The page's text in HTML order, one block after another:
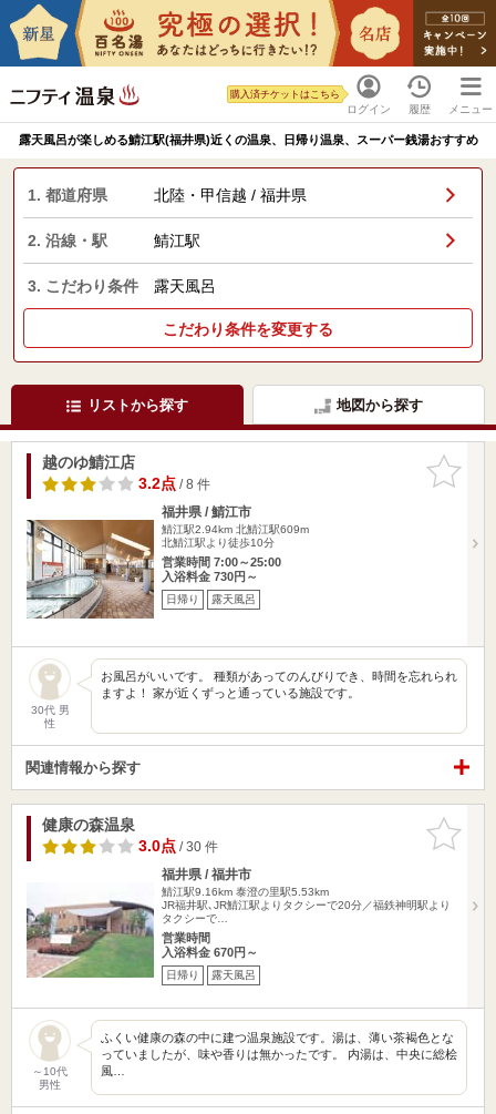
ログイン
購入済チケットはこちら
履歴 メニュー
露天風呂が楽しめる鯖江駅(福井県)近くの温泉、日帰り温泉、スーパー銭湯おすすめ
1. 都道府県 北陸・甲信越 / 福井県
2. 沿線・駅 鯖江駅
3. こだわり条件 露天風呂
こだわり条件を変更する
リストから探す 地図から探す
お気に入
りに追加
越のゆ鯖江店
3.2点/ 8 件
福井県 / 鯖江市
鯖江駅2.94km 北鯖江駅609m
北鯖江駅より徒歩10分
営業時間 7:00～25:00
入浴料金 730円～
日帰り 露天風呂
30代 男
性
お風呂がいいです。 種類があってのんびりでき、時間を忘れられ
ますよ！ 家が近くずっと通っている施設です。
関連情報から探す
お気に入
りに追加
健康の森温泉
3.0点/ 30 件
福井県 / 福井市
鯖江駅9.16km 泰澄の里駅5.53km
JR福井駅､JR鯖江駅よりタクシーで20分／福鉄神明駅より
タクシーで…
営業時間
入浴料金 670円～
日帰り 露天風呂
～10代
男性
ふくい健康の森の中に建つ温泉施設です。湯は、薄い茶褐色とな
っていましたが、味や香りは無かったです。 内湯は、中央に総桧
風…